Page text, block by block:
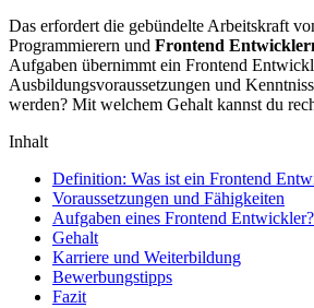
Das erfordert die gebündelte Arbeitskraft
Programmierern und Frontend
Aufgaben übernimmt ein Frontend
Ausbildungsvoraussetzungen und
werden? Mit welchem Gehalt kannst du
Inhalt
Definition: Was ist ein Frontend
Voraussetzungen und Fähigkeiten
Aufgaben eines Frontend Entwickler?
Gehalt
Karriere und Weiterbildung
Bewerbungstipps
Fazit